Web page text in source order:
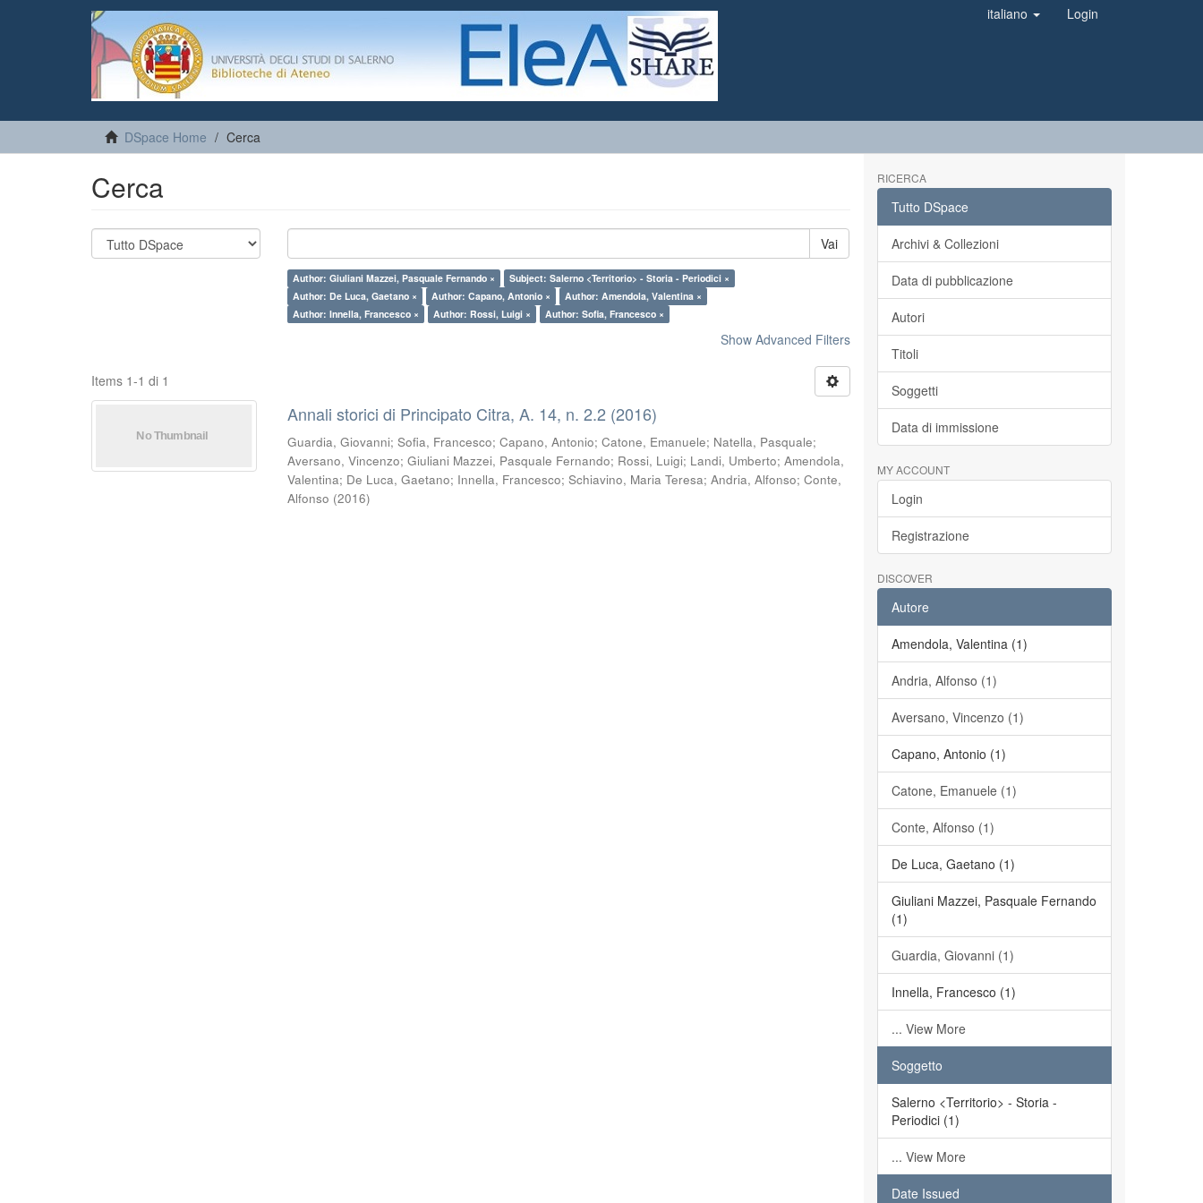
italiano Login
DSpace Home Cerca
Cerca
Vai
Author: Giuliani Mazzei, Pasquale Fernando ×
Subject: Salerno <Territorio> - Storia - Periodici ×
Author: De Luca, Gaetano ×
Author: Capano, Antonio ×
Author: Amendola, Valentina ×
Author: Innella, Francesco ×
Author: Rossi, Luigi × Author: Sofia, Francesco ×
Show Advanced Filters
Items 1-1 di 1
Annali storici di Principato Citra, A. 14, n. 2.2 (2016)
Guardia, Giovanni;Sofia, Francesco;Capano, Antonio;Catone, Emanuele; Natella, Pasquale;
Aversano, Vincenzo;Giuliani Mazzei, Pasquale Fernando; Rossi, Luigi; Landi, Umberto;Amendola,
Valentina; De Luca, Gaetano; Innella, Francesco;Schiavino, Maria Teresa;Andria, Alfonso;Conte,
Alfonso (2016)
RICERCA
Tutto DSpace
Archivi & Collezioni
Data di pubblicazione
Autori
Titoli
Soggetti
Data di immissione
MY ACCOUNT
Login
Registrazione
DISCOVER
Autore
Amendola, Valentina (1)
Andria, Alfonso (1)
Aversano, Vincenzo (1)
Capano, Antonio (1)
Catone, Emanuele (1)
Conte, Alfonso (1)
De Luca, Gaetano (1)
Giuliani Mazzei, Pasquale Fernando
(1)
Guardia, Giovanni (1)
Innella, Francesco (1)
... View More
Soggetto
Salerno <Territorio> - Storia -
Periodici (1)
... View More
Date Issued